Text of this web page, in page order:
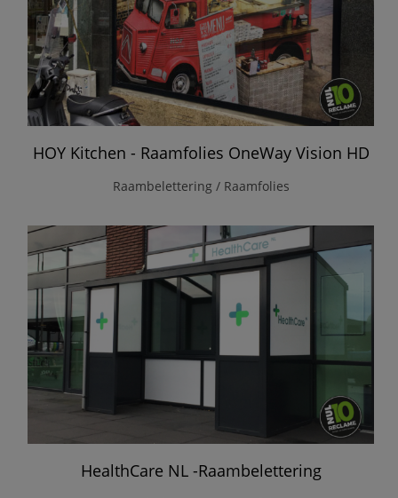
HOY Kitchen - Raamfolies OneWay Vision HD
Raambelettering / Raamfolies
HealthCare NL -Raambelettering